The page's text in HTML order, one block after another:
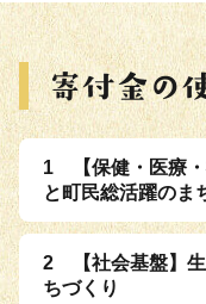
1 【保健・医療・
と町民総活躍のま
2 【社会基盤】生
ちづくり